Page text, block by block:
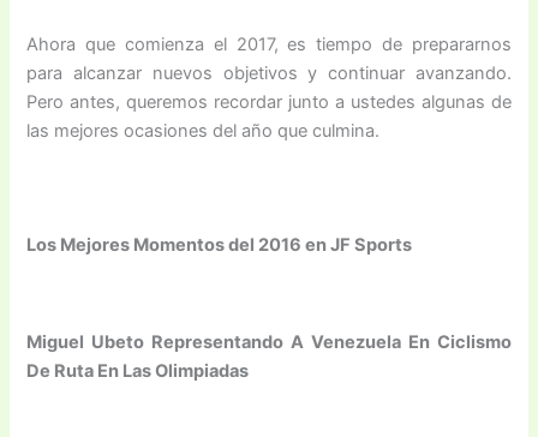
Ahora que comienza el 2017, es tiempo de prepararnos
para alcanzar nuevos objetivos y continuar avanzando.
Pero antes, queremos recordar junto a ustedes algunas de
las mejores ocasiones del año que culmina.
Los Mejores Momentos del 2016 en JF Sports
Miguel Ubeto Representando A Venezuela En Ciclismo
De Ruta En Las Olimpiadas